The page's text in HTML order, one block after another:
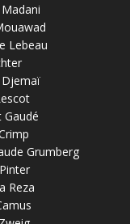
Lebeau
Djemaï
Gaudé
Grumberg
Reza